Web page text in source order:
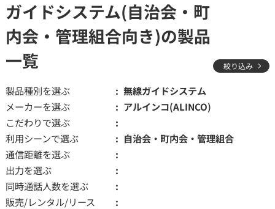
ガイドシステム(自治会・町
内会・管理組合向き)の製品
一覧
絞り込み
製品種別を選ぶ
無線ガイドシステム
メーカーを選ぶ
アルインコ(ALINCO)
こだわりで選ぶ
利用シーンで選ぶ
自治会・町内会・管理組合
通信距離を選ぶ
出力を選ぶ
同時通話人数を選ぶ
販売/レンタル/リース